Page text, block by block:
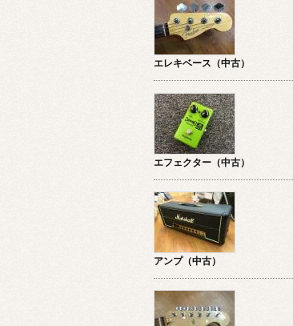
エレキベース（中古）
エフェクター（中古）
アンプ（中古）